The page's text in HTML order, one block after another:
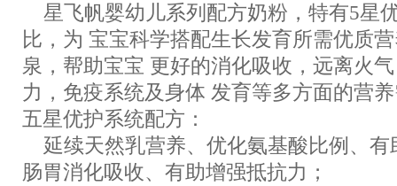
星飞帆婴幼儿系列配方奶粉，特有5星
比，为 宝宝科学搭配生长发育所需优质
泉，帮助宝宝 更好的消化吸收，远离火
力，免疫系统及身体 发育等多方面的营
五星优护系统配方：
延续天然乳营养、优化氨基酸比例、有
肠胃消化吸收、有助增强抵抗力；